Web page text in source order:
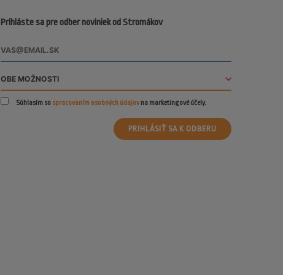
Prihláste sa pre odber noviniek od Stromákov
Súhlasím so spracovaním osobných údajovna marketingové účely.
PRIHLÁSIŤ SA K ODBERU